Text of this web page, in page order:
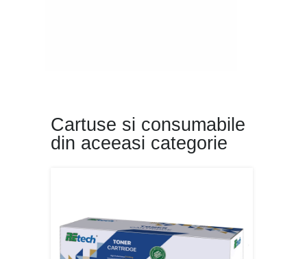
Cartuse si consumabile
din aceeasi categorie